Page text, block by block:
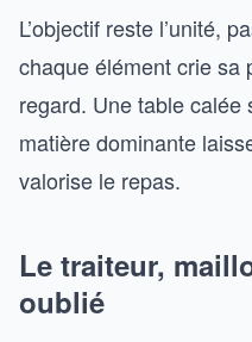
L’objectif reste l’unité,
chaque élément crie sa
regard. Une table
matière dominante
valorise le repas.
Le traiteur,
oublié